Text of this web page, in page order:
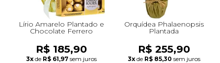
Lírio Amarelo Plantado e
Chocolate Ferrero
R$ 185,90
3x de R$ 61,97 sem juros
Orquídea Phalaenopsis
Plantada
R$ 255,90
3x de R$ 85,30 sem juros